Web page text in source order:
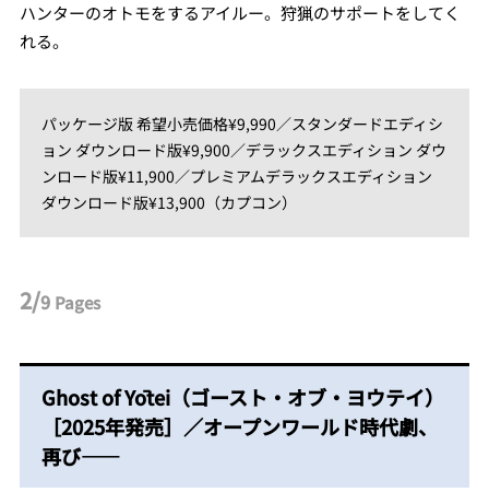
ハンターのオトモをするアイルー。狩猟のサポートをしてく
れる。
パッケージ版 希望小売価格¥9,990／スタンダードエディシ
ョン ダウンロード版¥9,900／デラックスエディション ダウ
ンロード版¥11,900／プレミアムデラックスエディション
ダウンロード版¥13,900（カプコン）
2/9 Pages
Ghost of Yōtei（ゴースト・オブ・ヨウテイ）
［2025年発売］／オープンワールド時代劇、
再び――